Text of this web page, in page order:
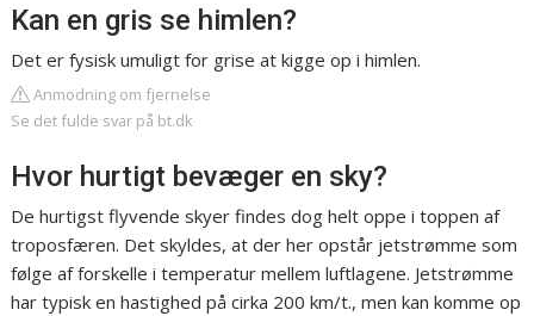
Kan en gris se himlen?
Det er fysisk umuligt for grise at kigge op i himlen.
Anmodning om fjernelse
Se det fulde svar på bt.dk
Hvor hurtigt bevæger en sky?
De hurtigst flyvende skyer findes dog helt oppe i toppen af
troposfæren. Det skyldes, at der her opstår jetstrømme som
følge af forskelle i temperatur mellem luftlagene. Jetstrømme
har typisk en hastighed på cirka 200 km/t., men kan komme op